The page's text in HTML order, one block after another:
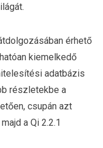
érhető
kiemelkedő
adatbázis
részletekbe a
csupán azt
a Qi 2.2.1